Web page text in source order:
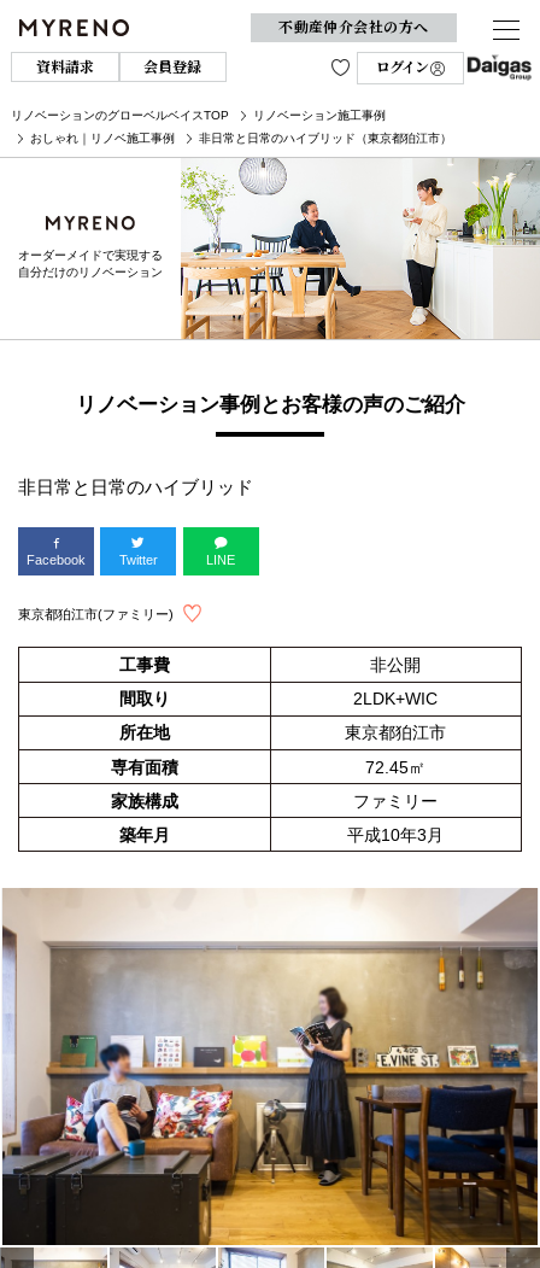
不動産仲介会社の方へ
資料請求
会員登録 ログイン
リノベーションのグローベルベイスTOP
リノベーション施工事例
おしゃれ｜リノベ施工事例
非日常と日常のハイブリッド（東京都狛江市）
オーダーメイドで実現する
自分だけのリノベーション
リノベーション事例とお客様の声のご紹介
非日常と日常のハイブリッド
Facebook Twitter LINE
東京都狛江市(ファミリー)
工事費
非公開
間取り
2LDK+WIC
所在地
東京都狛江市
専有面積
72.45㎡
家族構成
ファミリー
築年月
平成10年3月